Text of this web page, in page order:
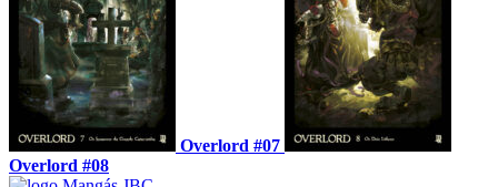
Overlord #07
Overlord #08